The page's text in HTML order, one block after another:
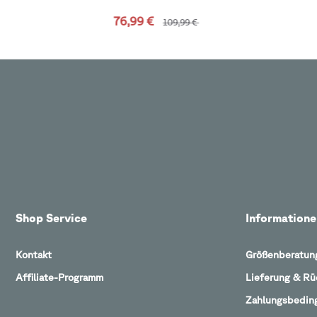
76,99 € 109,99 €
Shop Service
Kontakt
Affiliate-Programm
Lieferung &